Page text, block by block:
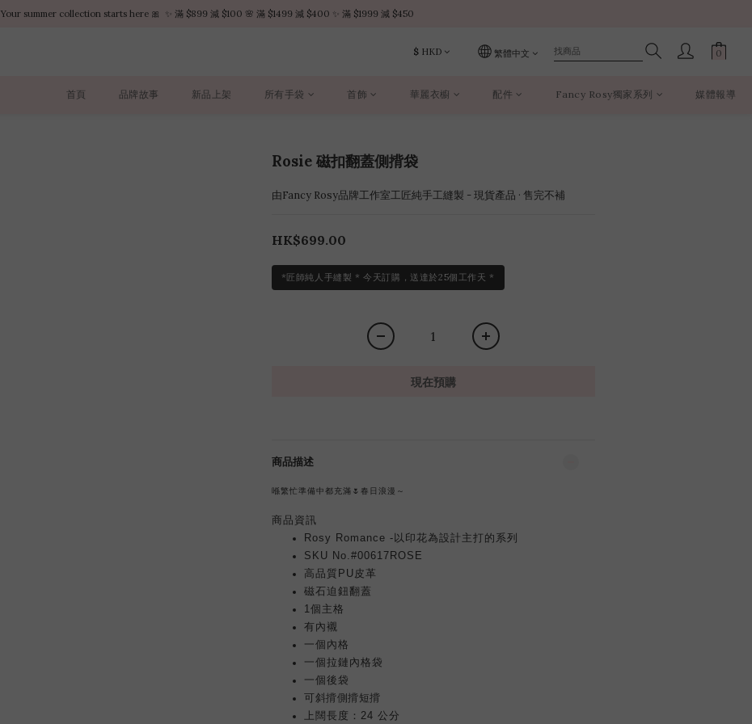
Your summer collection starts here 🎀  ✨ 滿 $899 減 $100 🌸 滿 $1499 減 $400 ✨ 滿 $1999 減 $450
Your summer collection starts here 🎀  ✨ 滿 $899 減 $100 🌸 滿 $1499 減 $400 ✨ 滿 $1999 減 $450
Your summer collection starts here 🎀  ✨ 滿 $899 減 $100 🌸 滿 $1499 減 $400 ✨ 滿 $1999 減 $450
$ HKD 繁體中文
首頁 品牌故事 新品上架 所有手袋 首飾 華麗衣櫥 配件 Fancy Rosy獨家系列 媒體報導
Rosie 磁扣翻蓋側揹袋
由Fancy Rosy品牌工作室工匠純手工縫製 - 現貨產品 · 售完不補
HK$699.00
*匠師純人手縫製 * 今天訂購，送達於25個工作天 *
現在預購
商品描述
喺繁忙準備中都充滿🌷春日浪漫～
商品 資訊
Rosy Romance -以印花為設計主打的系列
SKU No.#00617ROSE
高品質PU皮革
磁石迫鈕翻蓋
1個 主格
有內襯
一個內格
一個拉鏈內格袋
一個後 袋
可斜揹側揹短揹
上闊長度：24 公分